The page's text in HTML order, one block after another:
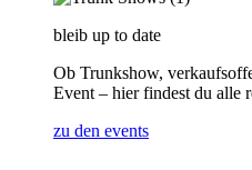
bleib up to date
Ob Trunkshow,
Event – hier findest du alle
zu den events